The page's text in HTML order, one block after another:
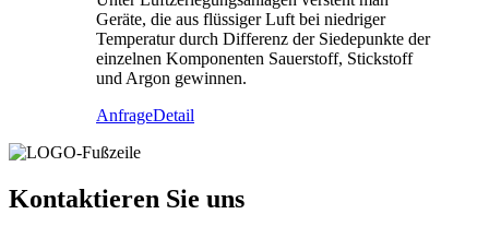
Geräte, die aus flüssiger Luft bei niedriger
Temperatur durch Differenz der Siedepunkte der
einzelnen Komponenten Sauerstoff, Stickstoff
und Argon gewinnen.
AnfrageDetail
Kontaktieren Sie uns